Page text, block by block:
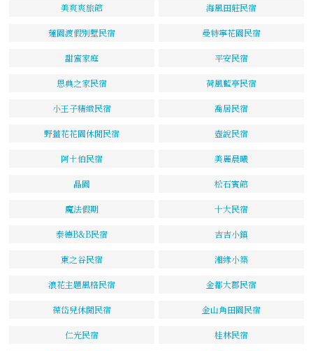
美爽爽旅館 海風田莊民宿
蓮園渡假別墅民宿 曼特寧花園民宿
甜蜜家庭 平安民宿
恩典之家民宿 荷風藍亭民宿
小王子精緻民宿 喬居民宿
野薑花花園休閒民宿 壺說民宿
阿土伯民宿 美麗晨曦
晶園 松石賓館
魔法假期 十大民宿
泰德B&B民宿 吉吉小鎮
東之谷民宿 湘緣小築
浪花主題風格民宿 金都大郡民宿
葆岱兒休閒民宿 金山角田園民宿
仁光民宿 桂林民宿